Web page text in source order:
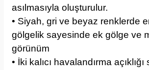
asılmasıyla oluşturulur.
• Siyah, gri ve beyaz renklerde
gölgelik sayesinde ek gölge ve
görünüm
• İki kalıcı havalandırma